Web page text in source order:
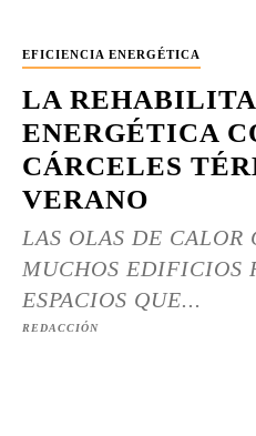
EFICIENCIA ENERGÉTICA
LA
ENERGÉTICA
CÁRCELES
VERANO
LAS OLAS DE CALOR
MUCHOS EDIFICIOS
ESPACIOS QUE...
REDACCIÓN